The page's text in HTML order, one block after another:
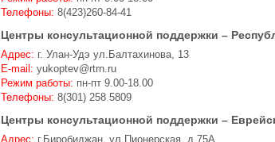
Телефоны: 8(423)260-84-41
Центры консультационной поддержки –
Адрес: г. Улан-Удэ ул.Балтахинова, 13
E-mail: yukoptev@rtrn.ru
Режим работы: пн-пт 9.00-18.00
Телефоны: 8(301) 258 5809
Центры консультационной поддержки –
Адрес: г.Биробиджан, ул.Пионерская, д.75А